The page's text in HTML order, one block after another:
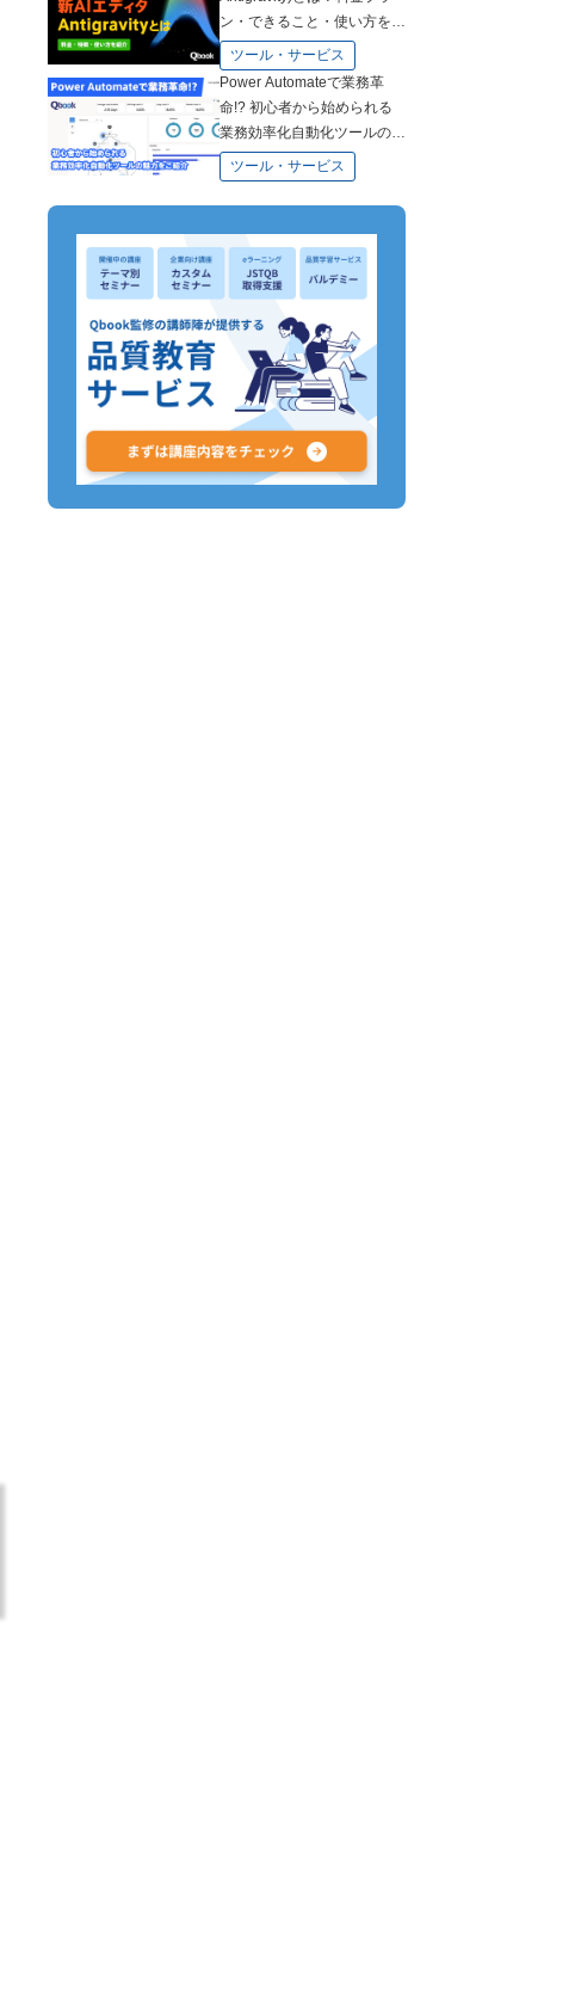
ン・できること・使い方を徹
底解説
ツール・サービス
Power Automateで業務革
命!? 初心者から始められる
業務効率化自動化ツールの魅
力をご紹介
ツール・サービス